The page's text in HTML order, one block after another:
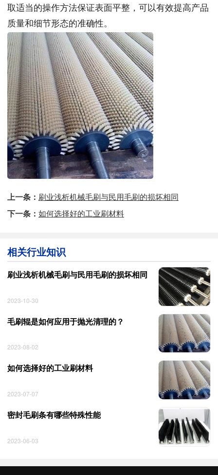
取适当的操作方法保证表面平整，可以有效提高产品
质量和细节形态的准确性。
上一条： 刷业浅析机械毛刷与民用毛刷的损坏相同
下一条： 如何选择好的工业刷材料
相关行业知识
刷业浅析机械毛刷与民用毛刷的损坏相同
2023-10-30
毛刷辊是如何应用于抛光清理的？
2023-08-02
如何选择好的工业刷材料
2023-07-07
密封毛刷条有哪些特殊性能
2023-06-03